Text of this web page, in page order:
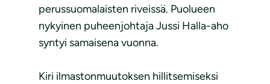
perussuomalaisten riveissä. Puolueen
nykyinen puheenjohtaja Jussi Halla-aho
syntyi samaisena vuonna.
Kiri ilmastonmuutoksen hillitsemiseksi